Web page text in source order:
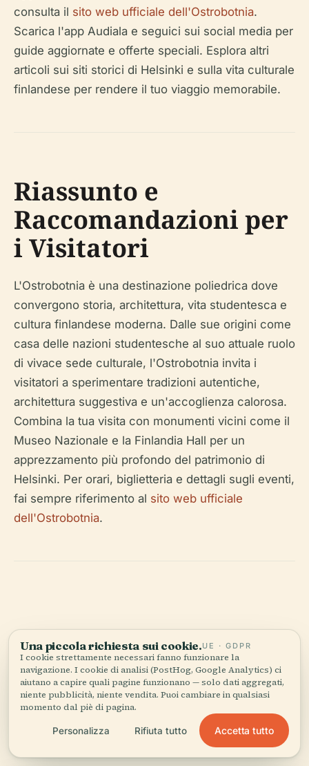
consulta il sito web ufficiale dell'Ostrobotnia.
Scarica l'app Audiala e seguici sui social media per
guide aggiornate e offerte speciali. Esplora altri
articoli sui siti storici di Helsinki e sulla vita culturale
finlandese per rendere il tuo viaggio memorabile.
Riassunto e
Raccomandazioni per
i Visitatori
L'Ostrobotnia è una destinazione poliedrica dove
convergono storia, architettura, vita studentesca e
cultura finlandese moderna. Dalle sue origini come
casa delle nazioni studentesche al suo attuale ruolo
di vivace sede culturale, l'Ostrobotnia invita i
visitatori a sperimentare tradizioni autentiche,
architettura suggestiva e un'accoglienza calorosa.
Combina la tua visita con monumenti vicini come il
Museo Nazionale e la Finlandia Hall per un
apprezzamento più profondo del patrimonio di
Helsinki. Per orari, biglietteria e dettagli sugli eventi,
fai sempre riferimento al sito web ufficiale
dell'Ostrobotnia.
Ascolta la storia completa nell'app
Una piccola richiesta sui cookie.UE · GDPR
I cookie strettamente necessari fanno funzionare la
navigazione. I cookie di analisi (PostHog, Google Analytics) ci
aiutano a capire quali pagine funzionano — solo dati aggregati,
niente pubblicità, niente vendita. Puoi cambiare in qualsiasi
momento dal piè di pagina.
Personalizza Rifiuta tutto Accetta tutto